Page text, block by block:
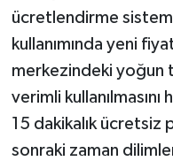
ücretlendirme
kullanımında yeni
merkezindeki yoğun
verimli
15 dakikalık ücretsiz
sonraki zaman